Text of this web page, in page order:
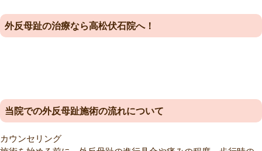
外反母趾の治療なら高松伏石院へ！
当院での外反母趾施術の流れについて
カウンセリング